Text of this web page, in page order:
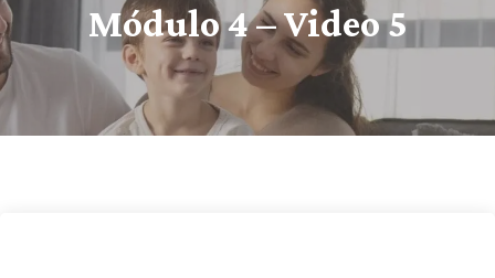
Módulo 4 – Video 5